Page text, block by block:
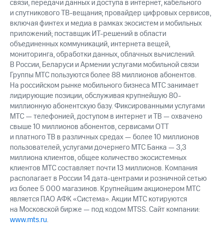
Уведомление
о
погашении
именных
облигаций
Другое
Регистратор
Реквизиты
Контакты
развитие
деловая этика
На главную
связи, передачи данных и доступа в интернет, кабельного
и спутникового ТВ-вещания; провайдер цифровых сервисов,
включая финтех и медиа в рамках экосистем и мобильных
приложений; поставщик ИТ-решений в области
объединенных коммуникаций, интернета вещей,
мониторинга, обработки данных, облачных вычислений.
В России, Беларуси и Армении услугами мобильной связи
Группы МТС пользуются более 88 миллионов абонентов.
На российском рынке мобильного бизнеса МТС занимает
лидирующие позиции, обслуживая крупнейшую 80-
миллионную абонентскую базу. Фиксированными услугами
МТС — телефонией, доступом в интернет и ТВ — охвачено
свыше 10 миллионов абонентов, сервисами OTT
и платного ТВ в различных средах — более 10 миллионов
пользователей, услугами дочернего МТС Банка — 3,3
миллиона клиентов, общее количество экосистемных
клиентов МТС составляет почти 13 миллионов. Компания
располагает в России 14 дата-центрами и розничной сетью
из более 5 000 магазинов. Крупнейшим акционером МТС
является ПАО АФК «Система». Акции МТС котируются
на Московской бирже — под кодом MTSS. Сайт компании:
www.mts.ru.